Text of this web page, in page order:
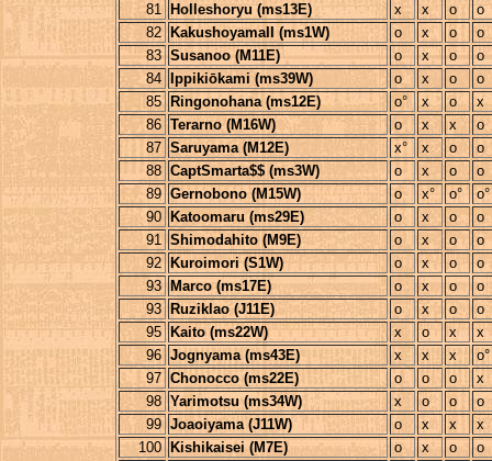
81
Holleshoryu (ms13E) x x o
o
82
KakushoyamaII (ms1W) o x o
o
83 Susanoo (M11E) o x o
o
84
Ippikiōkami (ms39W) o x o
o
85
Ringonohana (ms12E) o° x o
x
86 Terarno (M16W) o x x
o
87 Saruyama (M12E) x° x o
o
88 CaptSmarta$$ (ms3W) o x o
o
89 Gernobono (M15W) o x° o°
o°
90
Katoomaru (ms29E) o x o
o
91 Shimodahito (M9E) o x o
o
92
Kuroimori (S1W) o x o
o
93
Marco (ms17E) o x o
o
93
Ruziklao (J11E) o x o
o
95
Kaito (ms22W) x o x
x
96 Jognyama (ms43E) x x x
o°
97 Chonocco (ms22E) o o o
x
98 Yarimotsu (ms34W) x o o
o
99 Joaoiyama (J11W) o x x
x
100 Kishikaisei (M7E) o x o
o